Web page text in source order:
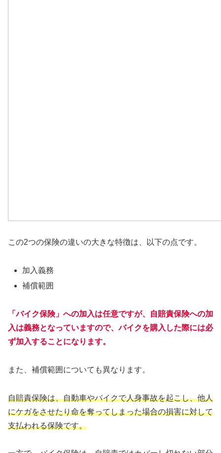
この2つの保険の違いの大きな特徴は、以下の点です。
加入義務
補償範囲
「バイク保険」への加入は任意ですが、自賠責保険への加
入は義務となっていますので、バイクを購入した際には必
ず加入することになります。
また、補償範囲についても異なります。
自賠責保険は、自動車やバイクで人身事故を起こし、他人
にケガをさせたり命を奪ってしまった場合の損害に対して
支払われる保険です。